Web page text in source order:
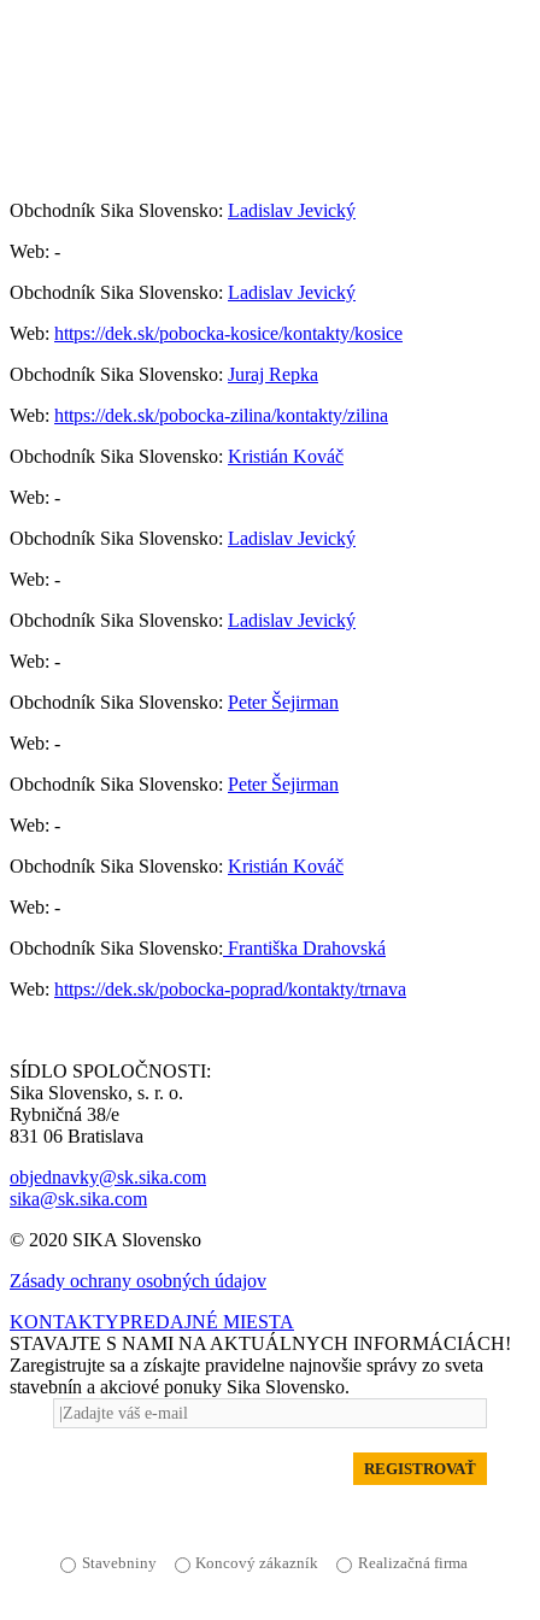
Obchodník Sika Slovensko: Ladislav Jevický
Web: -
Obchodník Sika Slovensko: Ladislav Jevický
Web: https://dek.sk/pobocka-kosice/kontakty/kosice
Obchodník Sika Slovensko: Juraj Repka
Web: https://dek.sk/pobocka-zilina/kontakty/zilina
Obchodník Sika Slovensko: Kristián Kováč
Web: -
Obchodník Sika Slovensko: Ladislav Jevický
Web: -
Obchodník Sika Slovensko: Ladislav Jevický
Web: -
Obchodník Sika Slovensko: Peter Šejirman
Web: -
Obchodník Sika Slovensko: Peter Šejirman
Web: -
Obchodník Sika Slovensko: Kristián Kováč
Web: -
Obchodník Sika Slovensko: Františka Drahovská
Web: https://dek.sk/pobocka-poprad/kontakty/trnava
SÍDLO SPOLOČNOSTI:
Sika Slovensko, s. r. o.
Rybničná 38/e
831 06 Bratislava
objednavky@sk.sika.com
sika@sk.sika.com
© 2020 SIKA Slovensko
Zásady ochrany osobných údajov
KONTAKTYPREDAJNÉ MIESTA
STAVAJTE S NAMI NA AKTUÁLNYCH INFORMÁCIÁCH!
Zaregistrujte sa a získajte pravidelne najnovšie správy zo sveta
stavebnín a akciové ponuky Sika Slovensko.
REGISTROVAŤ
Stavebniny Koncový zákazník Realizačná firma